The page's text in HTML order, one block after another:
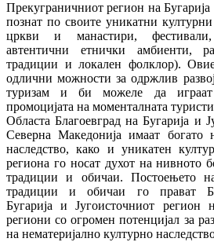
Прекуграничниот регион на
познат по своите уникатни
цркви и манастири, фестивали,
автентични етнички амбиенти,
традиции и локален фолклор). Овие
одлични можности за одржлив
туризам и би можеле да
промоцијата на моменталната
Областа Благоевград на Бугарија и
Северна Македонија имаат богато
наследство, како и уникатен
региона го носат духот на нивното
традиции и обичаи. Постоењето
традиции и обичаи го прават
Бугарија и Југоисточниот регион
региони со огромен потенцијал за
на нематеријално културно